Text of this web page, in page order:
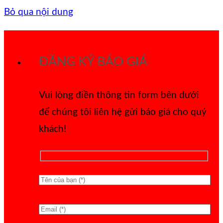
Bỏ qua nội dung
ĐĂNG KÝ BÁO GIÁ
Vui lòng điền thông tin form bên dưới
để chúng tôi liên hệ gửi báo giá cho quý
khách!